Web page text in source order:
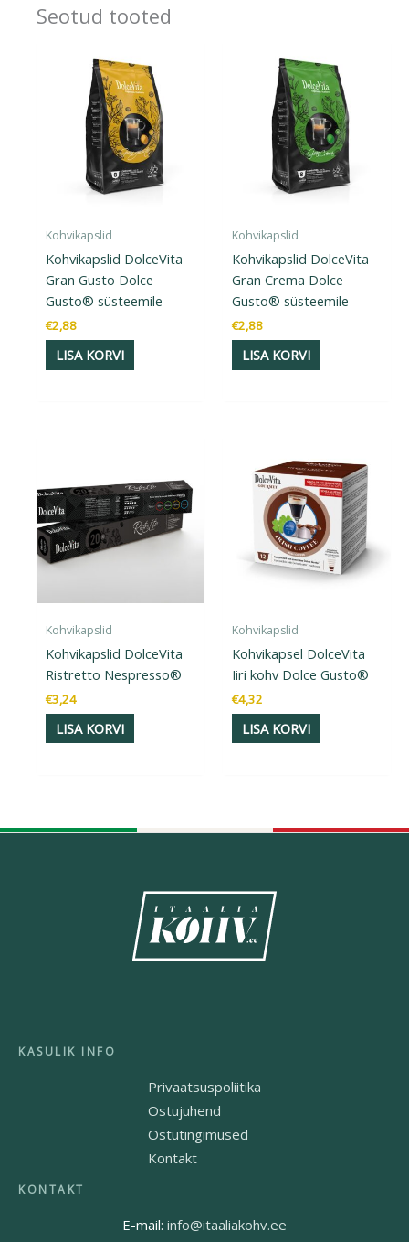
Seotud tooted
Kohvikapslid
Kohvikapslid DolceVita
Gran Gusto Dolce
Gusto® süsteemile
€2,88
LISA KORVI
Kohvikapslid
Kohvikapslid DolceVita
Gran Crema Dolce
Gusto® süsteemile
€2,88
LISA KORVI
Kohvikapslid
Kohvikapslid DolceVita
Ristretto Nespresso®
€3,24
LISA KORVI
Kohvikapslid
Kohvikapsel DolceVita
Iiri kohv Dolce Gusto®
€4,32
LISA KORVI
Privaatsuspoliitika
Ostujuhend
Ostutingimused
Kontakt
E-mail: info@itaaliakohv.ee